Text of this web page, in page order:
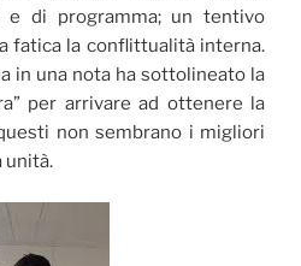
e di programma; un tentivo
fatica la conflittualità interna.
in una nota ha sottolineato la
per arrivare ad ottenere la
non sembrano i migliori
unità.